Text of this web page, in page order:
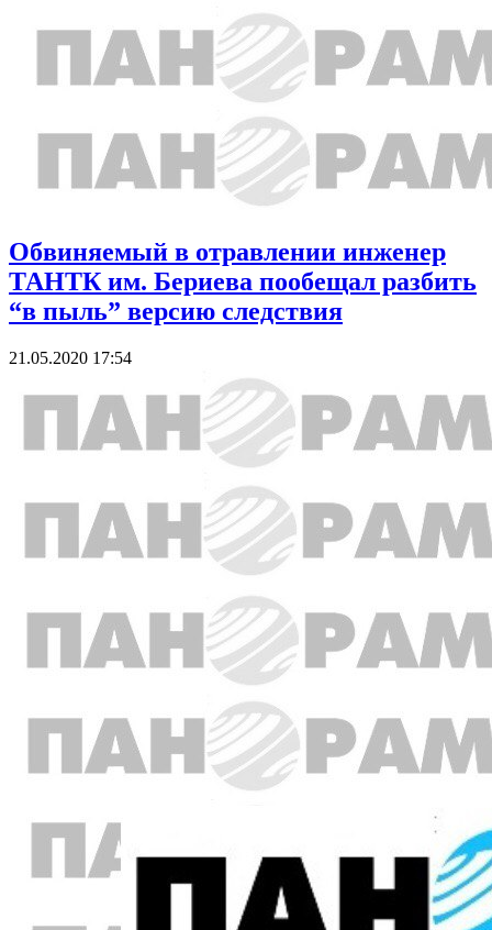
Обвиняемый в отравлении инженер
ТАНТК им. Бериева пообещал разбить
“в пыль” версию следствия
21.05.2020 17:54